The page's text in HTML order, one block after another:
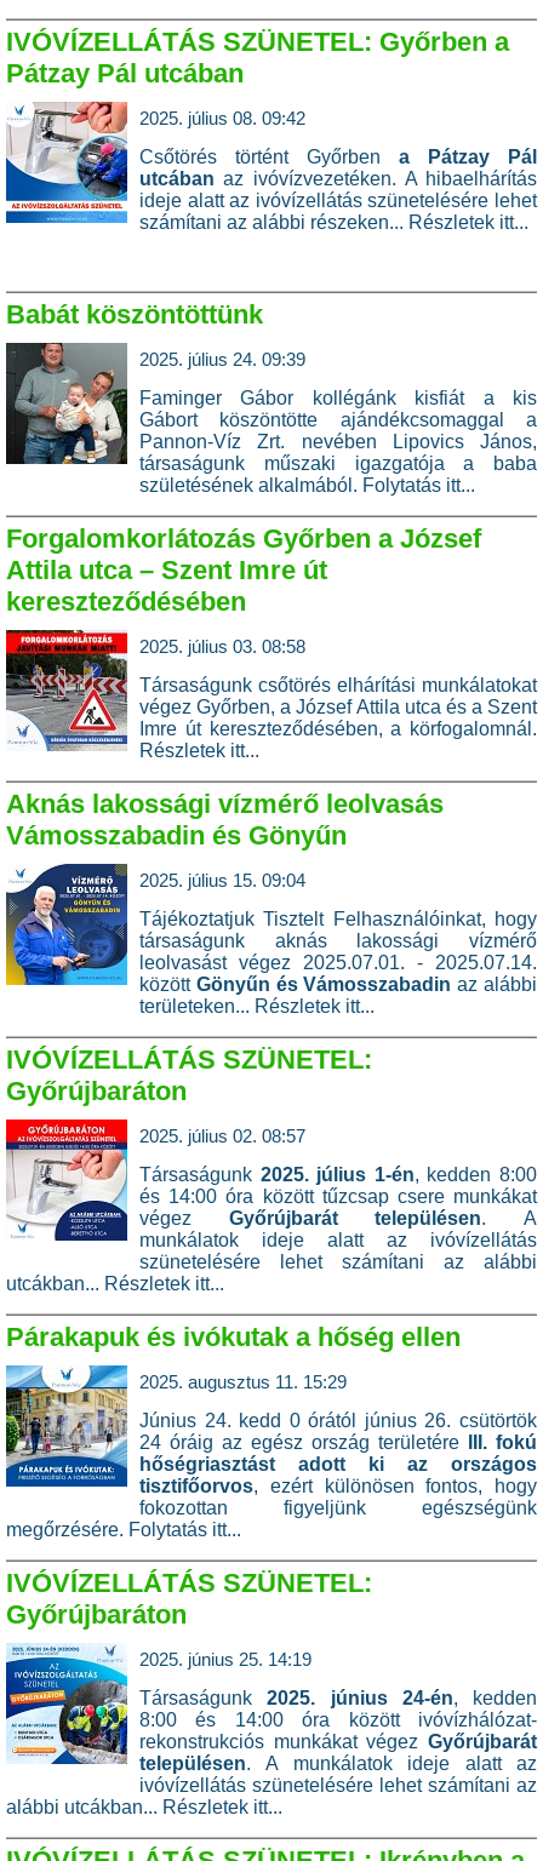
IVÓVÍZELLÁTÁS SZÜNETEL: Győrben a
Pátzay Pál utcában
2025. július 08. 09:42
Csőtörés történt Győrben a Pátzay Pál
utcában az ivóvízvezetéken. A hibaelhárítás
ideje alatt az ivóvízellátás szünetelésére lehet
számítani az alábbi részeken... Részletek itt...
Babát köszöntöttünk
2025. július 24. 09:39
Faminger Gábor kollégánk kisfiát a kis
Gábort köszöntötte ajándékcsomaggal a
Pannon-Víz Zrt. nevében Lipovics János,
társaságunk műszaki igazgatója a baba
születésének alkalmából. Folytatás itt...
Forgalomkorlátozás Győrben a József
Attila utca – Szent Imre út
kereszteződésében
2025. július 03. 08:58
Társaságunk csőtörés elhárítási munkálatokat
végez Győrben, a József Attila utca és a Szent
Imre út kereszteződésében, a körfogalomnál.
Részletek itt...
Aknás lakossági vízmérő leolvasás
Vámosszabadin és Gönyűn
2025. július 15. 09:04
Tájékoztatjuk Tisztelt Felhasználóinkat, hogy
társaságunk aknás lakossági vízmérő
leolvasást végez 2025.07.01. - 2025.07.14.
között Gönyűn és Vámosszabadin az alábbi
területeken... Részletek itt...
IVÓVÍZELLÁTÁS SZÜNETEL:
Győrújbaráton
2025. július 02. 08:57
Társaságunk 2025. július 1-én, kedden 8:00
és 14:00 óra között tűzcsap csere munkákat
végez Győrújbarát településen. A
munkálatok ideje alatt az ivóvízellátás
szünetelésére lehet számítani az alábbi
utcákban... Részletek itt...
Párakapuk és ivókutak a hőség ellen
2025. augusztus 11. 15:29
Június 24. kedd 0 órától június 26. csütörtök
24 óráig az egész ország területére
III. fokú
hőségriasztást adott ki az országos
tisztifőorvos, ezért különösen fontos, hogy
fokozottan figyeljünk egészségünk
megőrzésére. Folytatás itt...
IVÓVÍZELLÁTÁS SZÜNETEL:
Győrújbaráton
2025. június 25. 14:19
Társaságunk2025. június 24-én, kedden
8:00 és 14:00 óra között ivóvízhálózat-
rekonstrukciós munkákat végez Győrújbarát
településen. A munkálatok ideje alatt az
ivóvízellátás szünetelésére lehet számítani az
alábbi utcákban... Részletek itt...